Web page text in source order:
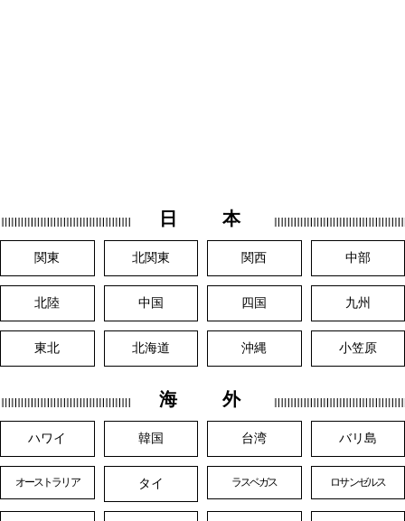
日 本
関東 北関東 関西 中部
北陸 中国 四国 九州
東北 北海道 沖縄 小笠原
海 外
ハワイ 韓国 台湾 バリ島
オーストラリア タイ ラスベガス ロサンゼルス